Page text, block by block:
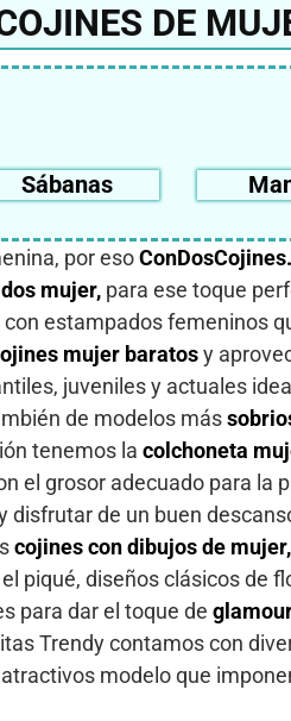
DE
Sábanas
por eso
mujer, para ese toque
con estampados femeninos
mujer baratosy
juveniles y actuales
de modelos más
tenemos la colchoneta
el grosor adecuado para la
disfrutar de un buen
cojines con dibujos de mujer,
piqué, diseños clásicos de
para dar el toque de
Trendy contamos con
modelo que